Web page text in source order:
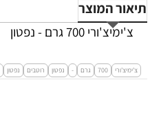
תיאור המוצר
צ'ימיצ'ורי 700 גרם - נפטון
צ'ימיצ'ורי 700 גרם - נפטון רוטבים נפטון